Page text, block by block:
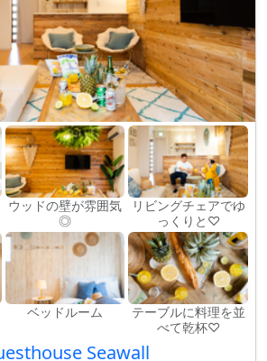
ウッドの壁が雰囲気
◎
リビングチェアでゆ
っくりと♡
ベッドルーム
テーブルに料理を並
べて乾杯♡
Seawall